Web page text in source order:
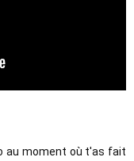
au moment où t'as fait